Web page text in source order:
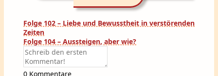
Beitragsnavigation
Folge 102 – Liebe und Bewusstheit in verstörenden
Zeiten
Folge 104 – Aussteigen, aber wie?
0 Kommentare